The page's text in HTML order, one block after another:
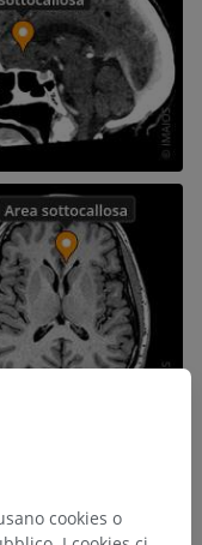
cookies o